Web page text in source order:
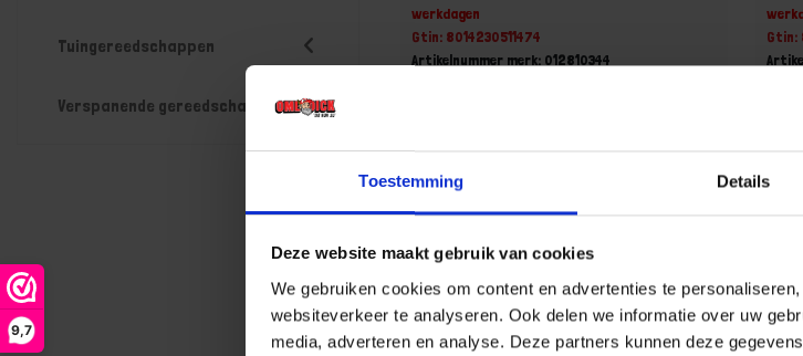
Toestemming Details
Deze website maakt gebruik van cookies
We gebruiken cookies om content en advertenties te
websiteverkeer te analyseren. Ook delen we informatie over uw
media, adverteren en analyse. Deze partners kunnen deze
9,7
Tuingereedschappen
Verspanende gereedschappen
werkdagen
Gtin: 8014230511474
Artikelnummer merk: 012810344
- +
Stuk
Bestel nu!
Gtin:
-